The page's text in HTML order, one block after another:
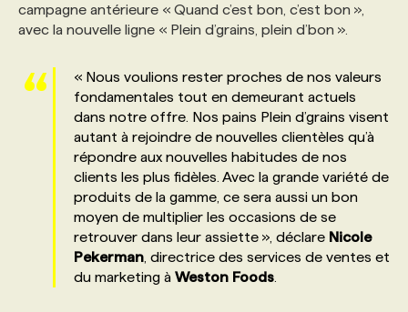
TENDANCES
ÉVÉNEMENTIEL
NOS AUTEUR‧RICES
ANNONCEZ AVEC NOUS
NOS FORMATEUR‧RICES
POURQUOI CHOISIR NOS FORMATIONS
NOS TARIFS
PROGRAMMES DE SUBVENTIONS
FAQ
NOS EXPERTISES
FAQ
ANNONCEZ AVEC NOUS
campagne antérieure « Quand c’est bon, c’est bon »,
avec la nouvelle ligne « Plein d’grains, plein d’bon ».
« Nous voulions rester proches de nos valeurs
fondamentales tout en demeurant actuels
dans notre offre. Nos pains Plein d’grains visent
autant à rejoindre de nouvelles clientèles qu’à
répondre aux nouvelles habitudes de nos
clients les plus fidèles. Avec la grande variété de
produits de la gamme, ce sera aussi un bon
moyen de multiplier les occasions de se
retrouver dans leur assiette », déclare Nicole
Pekerman , directrice des services de ventes et
du marketing à Weston Foods